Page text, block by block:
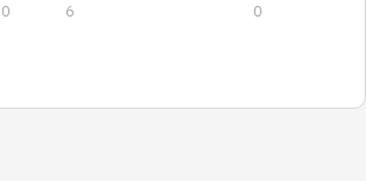
0 6 0